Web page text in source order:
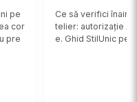
pe
cor
pre
Ce să verifici
telier: autorizație
e. Ghid StilUnic